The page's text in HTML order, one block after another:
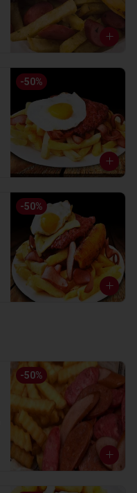
-50%
-50%
-50%